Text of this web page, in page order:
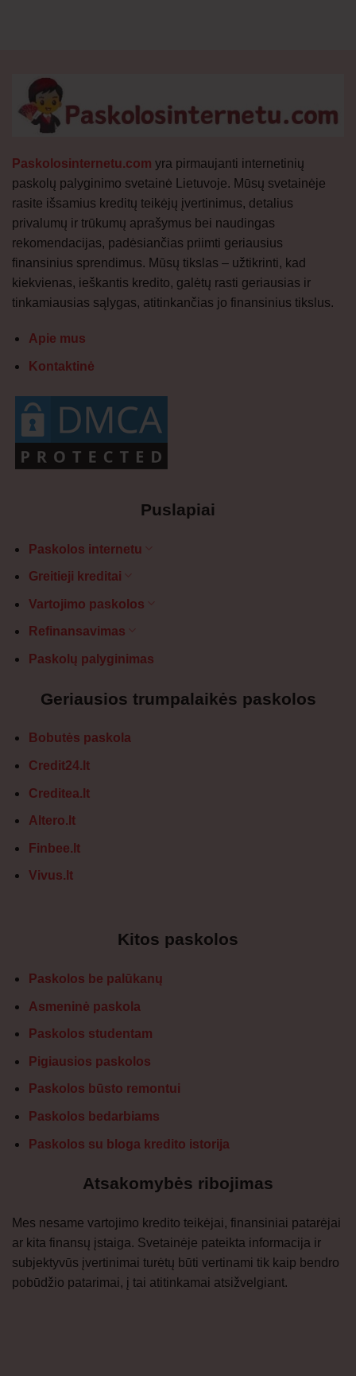
Paskolosinternetu.com yra pirmaujanti internetinių
paskolų palyginimo svetainė Lietuvoje. Mūsų svetainėje
rasite išsamius kreditų teikėjų įvertinimus, detalius
privalumų ir trūkumų aprašymus bei naudingas
rekomendacijas, padėsiančias priimti geriausius
finansinius sprendimus. Mūsų tikslas – užtikrinti, kad
kiekvienas, ieškantis kredito, galėtų rasti geriausias ir
tinkamiausias sąlygas, atitinkančias jo finansinius tikslus.
Apie mus
Kontaktinė
Puslapiai
Paskolos internetu
Greitieji kreditai
Vartojimo paskolos
Refinansavimas
Paskolų palyginimas
Geriausios trumpalaikės paskolos
Bobutės paskola
Credit24.lt
Creditea.lt
Altero.lt
Finbee.lt
Vivus.lt
Kitos paskolos
Paskolos be palūkanų
Asmeninė paskola
Paskolos studentam
Pigiausios paskolos
Paskolos būsto remontui
Paskolos bedarbiams
Paskolos su bloga kredito istorija
Atsakomybės ribojimas
Mes nesame vartojimo kredito teikėjai, finansiniai patarėjai
ar kita finansų įstaiga. Svetainėje pateikta informacija ir
subjektyvūs įvertinimai turėtų būti vertinami tik kaip bendro
pobūdžio patarimai, į tai atitinkamai atsižvelgiant.